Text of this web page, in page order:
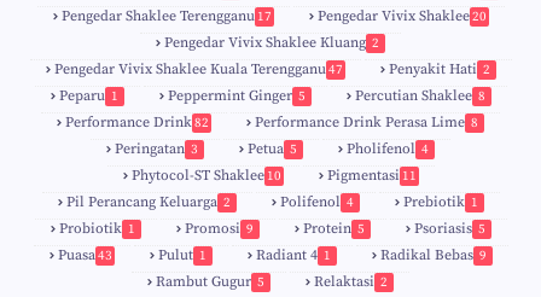
Pengedar Shaklee Terengganu 17 Pengedar Vivix Shaklee20
Pengedar Vivix Shaklee Kluang 2
Pengedar Vivix Shaklee Kuala Terengganu47 Penyakit Hati 2
Peparu 1 Peppermint Ginger 5 Percutian Shaklee 8
Performance Drink82 Performance Drink Perasa Lime 8
Peringatan 3 Petua 5 Pholifenol 4
Phytocol-ST Shaklee 10 Pigmentasi 11
Pil Perancang Keluarga 2 Polifenol 4 Prebiotik 1
Probiotik 1 Promosi 9 Protein 5 Psoriasis 5
Puasa43 Pulut 1 Radiant 4 1 Radikal Bebas 9
Rambut Gugur 5 Relaktasi 2